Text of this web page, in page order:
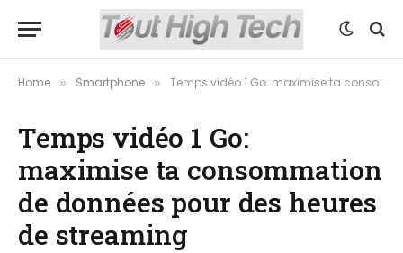
Home » Smartphone » Temps vidéo 1 Go: maximise ta consommation de données pour des heures de streaming
Temps vidéo 1 Go:
maximise ta consommation
de données pour des heures
de streaming